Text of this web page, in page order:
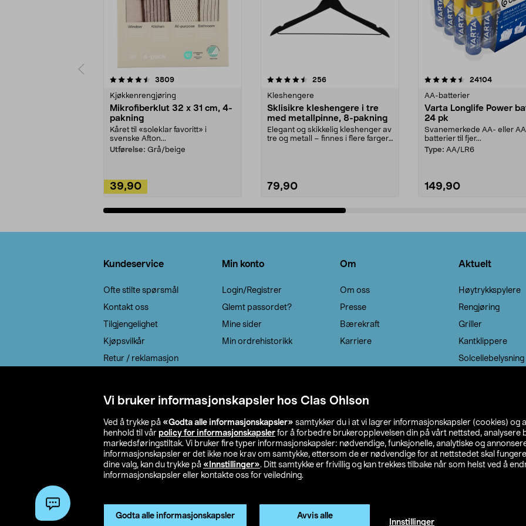
Vi bruker informasjonskapsler hos Clas Ohlson
Ved å trykke på «Godta alle informasjonskapsler» samtykker du i at vi lagrer informasjonskapsler (cookies) og
henhold til vår policy for informasjonskapsler for å forbedre brukeropplevelsen din på vårt nettsted, analysere
markedsføringstiltak. Vi bruker fire typer informasjonskapsler: nødvendige, funksjonelle, analytiske og
informasjonskapsler er det ikke noe krav om samtykke, ettersom de er nødvendige for at nettstedet skal
dine valg, kan du trykke på «Innstillinger». Ditt samtykke er frivillig og kan trekkes tilbake når som helst ved å
informasjonskapsler eller kontakte oss for veiledning.
Godta alle informasjonskapsler Avvis alle
Innstillinger
3809anmeldelser
Kjøkkenrengjøring
Mikrofiberklut 32 x 31 cm, 4-
pakning
Kåret til «soleklar favoritt» i
svenske Afton...
Utførelse: Grå/beige
39,90
4.5av 5 stjerner 256anmeldelser
Kleshengere
Sklisikre kleshengere i tre
med metallpinne, 8-pakning
Elegant og skikkelig kleshenger av
tre og metall – finnes i flere farger.
79,90
4.5av 5 stjerner 24104
AA-batterier
Varta Longlife Power
24 pk
Svanemerkede AA- eller
batterier til fjer...
Type: AA/LR6
149,90
4.5av 5 stjerner
Kundeservice
Ofte stilte spørsmål
Kontakt oss
Tilgjengelighet
Kjøpsvilkår
Retur / reklamasjon
Min konto
Login/Registrer
Glemt passordet?
Mine sider
Min ordrehistorikk
Om
Om oss
Presse
Bærekraft
Karriere
Aktuelt
Høytrykkspylere
Rengjøring
Griller
Kantklippere
Solcellebelysning